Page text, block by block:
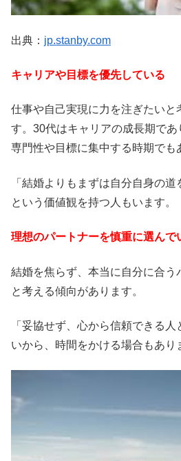
出典： jp.stanby.com
キャリアや目標を優先している
仕事や自己実現に力を注ぎたいと
す。30代はキャリアの成長期で
専門性や目標に集中する時期でも
「結婚よりもまずは自分自身の道
という価値観を持つ人もいます。
理想のパートナーを慎重に選んで
結婚を焦らず、本当に自分に合う
と考える傾向があります。
「妥協せず、心から信頼できる
いから、時間をかける場合もあり